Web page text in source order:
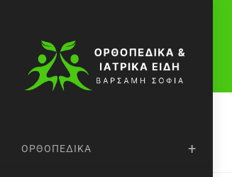
ΟΡΘΟΠΕΔΙΚΆ